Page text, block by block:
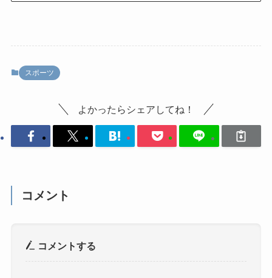
スポーツ
よかったらシェアしてね！
コメント
コメントする